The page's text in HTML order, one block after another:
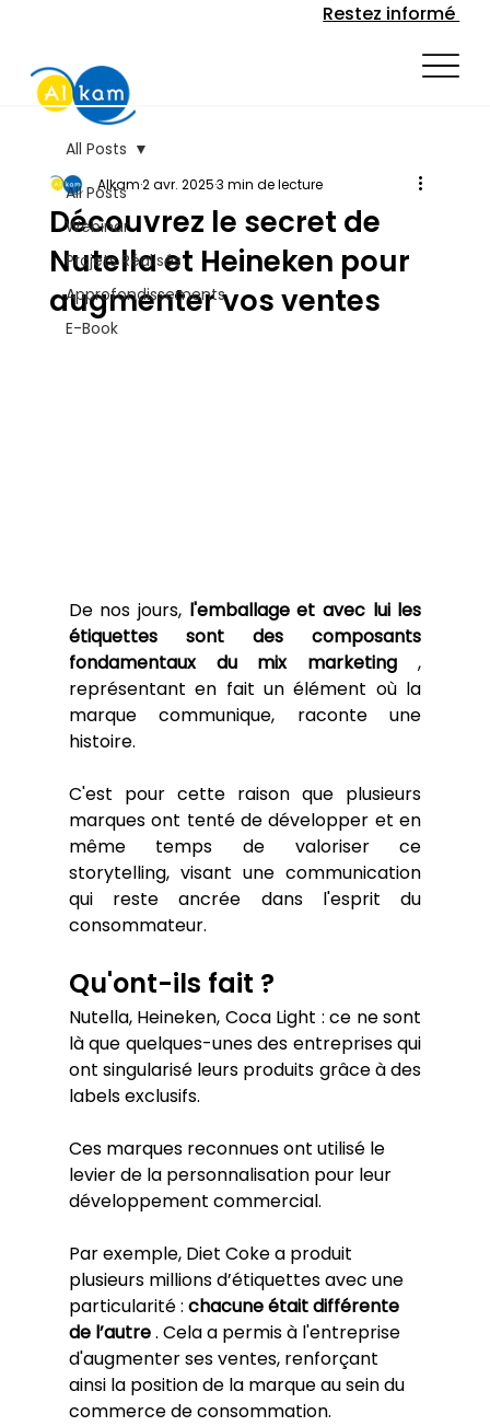
Restez informé
All Posts
Webinar
Projets Réalisés
Approfondissements
E-Book
All Posts
Découvrez le secret de
Nutella et Heineken pour
augmenter vos ventes
Alkam2 avr. 20253 min de lecture
De nos jours, l'emballage et avec lui les
étiquettes sont des composants
fondamentaux du mix marketing ,
représentant en fait un élément où la
marque communique, raconte une
histoire.
C'est pour cette raison que plusieurs
marques ont tenté de développer et en
même temps de valoriser ce
storytelling, visant une communication
qui reste ancrée dans l'esprit du
consommateur.
Qu'ont-ils fait ?
Nutella, Heineken, Coca Light : ce ne sont
là que quelques-unes des entreprises qui
ont singularisé leurs produits grâce à des
labels exclusifs.
Ces marques reconnues ont utilisé le
levier de la personnalisation pour leur
développement commercial.
Par exemple, Diet Coke a produit
plusieurs millions d’étiquettes avec une
particularité : chacune était différente
de l’autre . Cela a permis à l'entreprise
d'augmenter ses ventes, renforçant
ainsi la position de la marque au sein du
commerce de consommation.